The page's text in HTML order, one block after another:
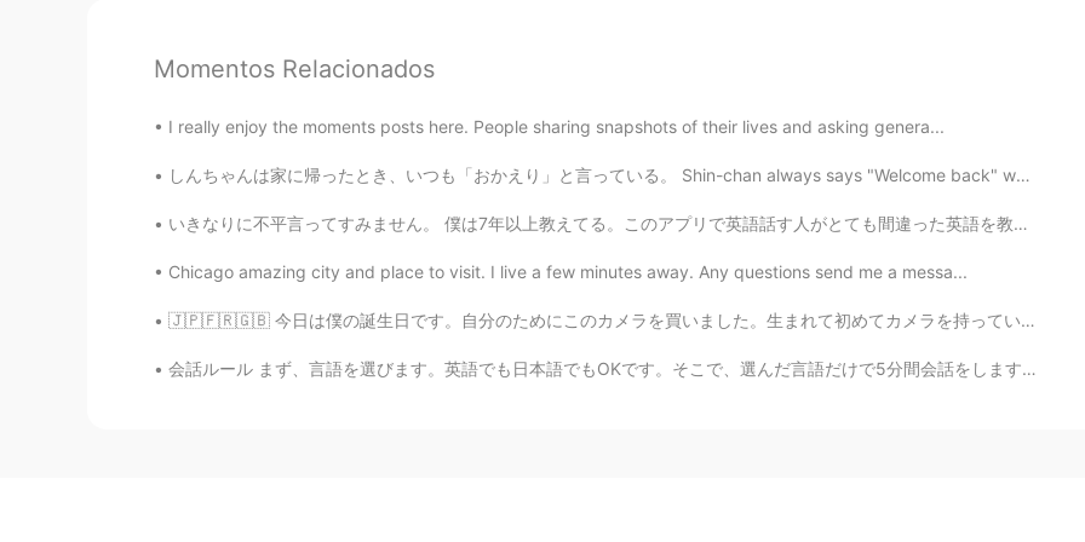
Momentos Relacionados
I really enjoy the moments posts here. People sharing snapshots of their lives and asking genera...
しんちゃんは家に帰ったとき、いつも「おかえり」と言っている。 Shin-chan always says "Welcome back" when he gets home. ※しんちゃんを描...
いきなりに不平言ってすみません。 僕は7年以上教えてる。このアプリで英語話す人がとても間違った英語を教えるのが見た。それの間違った教えることので英語を勉強してる人は混乱する。悔しい。すべての英語...
Chicago amazing city and place to visit. I live a few minutes away. Any questions send me a messa...
🇯🇵🇫🇷🇬🇧 今日は僕の誕生日です。自分のためにこのカメラを買いました。生まれて初めてカメラを持っています。普通にスマホを使っています。いい写真を撮るのが楽しみにしています。 C’est m...
会話ルール まず、言語を選びます。英語でも日本語でもOKです。そこで、選んだ言語だけで5分間会話をします。時間を測るめにタイマーを使います。5分経ったら、使う言語を変えます。こういう風にずっと...